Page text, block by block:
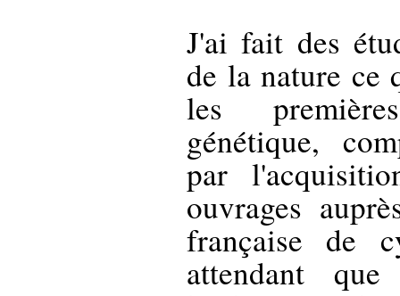
J'ai fait des
de la nature ce
les
génétique,
par
ouvrages
française de
attendant